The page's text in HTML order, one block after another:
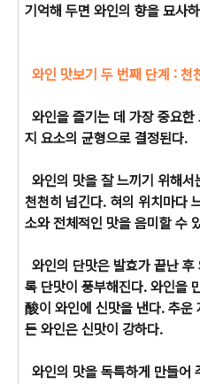
기억해 두면 와인의 향을 묘사
와인 맛보기 두 번째 단계 : 천
와인을 즐기는 데 가장 중요
지 요소의 균형으로 결정된다.
와인의 맛을 잘 느끼기 위해
천천히 넘긴다. 혀의 위치마다
소와 전체적인 맛을 음미할 수
와인의 단맛은 발효가 끝난
록 단맛이 풍부해진다. 와인을
酸이 와인에 신맛을 낸다. 추운
든 와인은 신맛이 강하다.
와인의 맛을 독특하게 만들어